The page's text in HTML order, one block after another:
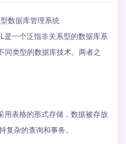
数据库管理系统
是一个泛指非关系型的数据库系
同类型的数据库技术。两者之
用表格的形式存储，数据被存放
复杂的查询和事务。